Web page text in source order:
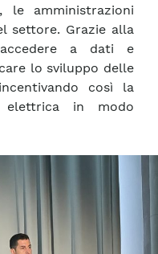
le amministrazioni
settore. Grazie alla
a dati e
lo sviluppo delle
così la
elettrica in modo